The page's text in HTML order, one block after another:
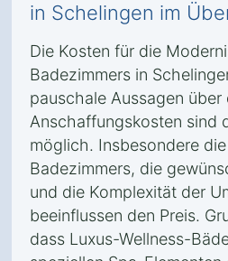
in Schelingen im
Die Kosten für die
Badezimmers in
pauschale Aussagen über
Anschaffungskosten sind
möglich. Insbesondere
Badezimmers, die
und die Komplexität der
beeinflussen den Preis.
dass Luxus-Wellness-